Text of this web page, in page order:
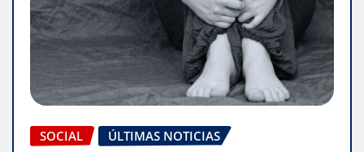
SOCIAL ÚLTIMAS NOTICIAS